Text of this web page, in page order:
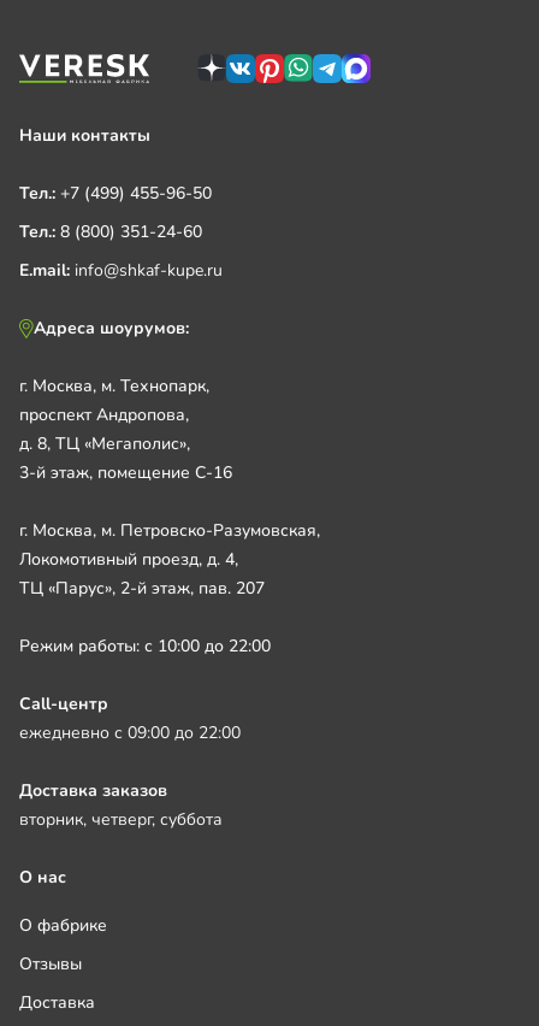
Наши контакты
Тел.: +7 (499) 455-96-50
Тел.: 8 (800) 351-24-60
E.mail: info@shkaf-kupe.ru
Адреса шоурумов:
г. Москва, м. Технопарк,
проспект Андропова,
д. 8, ТЦ «Мегаполис»,
3-й этаж, помещение С-16
г. Москва, м. Петровско-Разумовская,
Локомотивный проезд, д. 4,
ТЦ «Парус», 2-й этаж, пав. 207
Режим работы: с 10:00 до 22:00
Call-центр
ежедневно с 09:00 до 22:00
Доставка заказов
вторник, четверг, суббота
О нас
О фабрике
Отзывы
Доставка